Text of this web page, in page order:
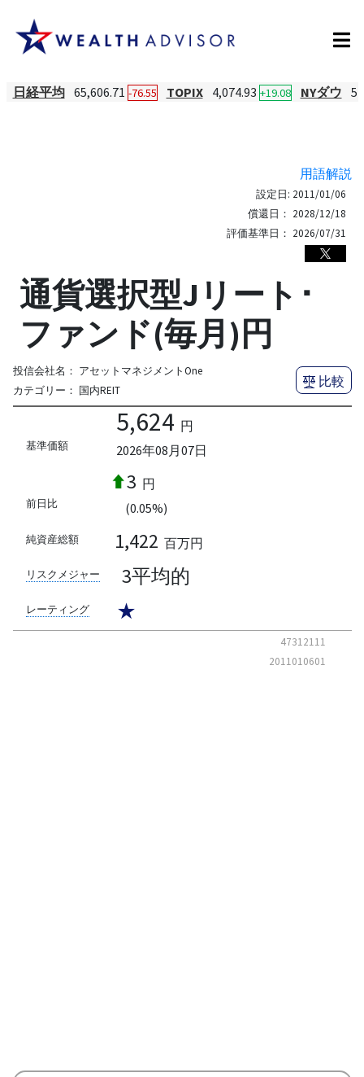
日経平均 65,606.71 -76.55 TOPIX 4,074.93 +19.08 NYダウ
用語解説
設定日: 2011/01/06
償還日： 2028/12/18
評価基準日： 2026/07/31
通貨選択型Jリート･
ファンド(毎月)円
投信会社名： アセットマネジメントOne
カテゴリー： 国内REIT
比較
基準価額
5,624 円
2026年08月07日
前日比
3 円
(0.05%)
純資産総額 1,422 百万円
リスクメジャー 3平均的
レーティング ★
47312111
2011010601